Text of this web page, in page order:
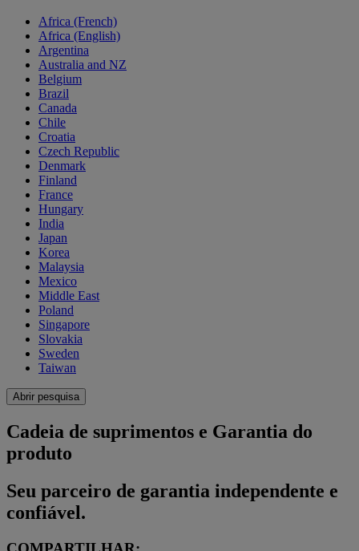
Africa (French)
Africa (English)
Argentina
Australia and NZ
Belgium
Brazil
Canada
Chile
Croatia
Czech Republic
Denmark
Finland
France
Hungary
India
Japan
Korea
Malaysia
Mexico
Middle East
Poland
Singapore
Slovakia
Sweden
Taiwan
Abrir pesquisa
Cadeia de suprimentos e Garantia do
produto
Seu parceiro de garantia independente e
confiável.